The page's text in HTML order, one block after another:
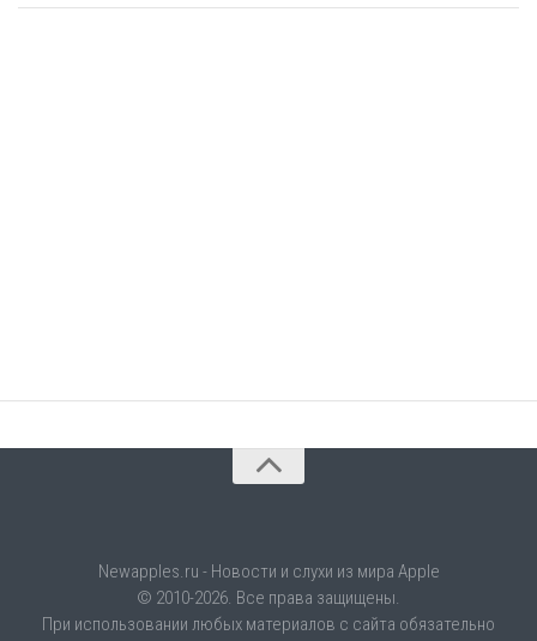
Newapples.ru - Новости и слухи из мира Apple
© 2010-2026. Все права защищены.
При использовании любых материалов с сайта обязательно